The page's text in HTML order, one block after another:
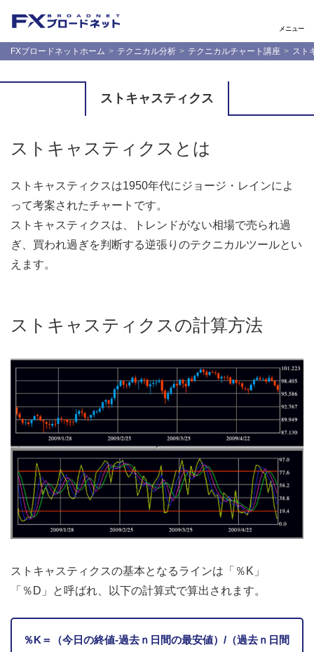
メニュー
FXブロードネットホーム テクニカル分析 テクニカルチャート講座 スト
ストキャスティクス
ストキャスティクスとは
ストキャスティクスは1950年代にジョージ・レインによ
って考案されたチャートです。
ストキャスティクスは、トレンドがない相場で売られ過
ぎ、買われ過ぎを判断する逆張りのテクニカルツールとい
えます。
ストキャスティクスの計算方法
ストキャスティクスの基本となるラインは「％K」
「％D」と呼ばれ、以下の計算式で算出されます。
％K＝（今日の終値-過去ｎ日間の最安値）/（過去ｎ日間